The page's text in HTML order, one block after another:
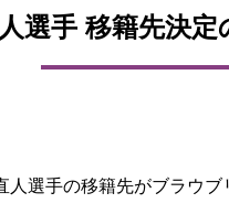
選手 移籍先決定
選手の移籍先がブラウ